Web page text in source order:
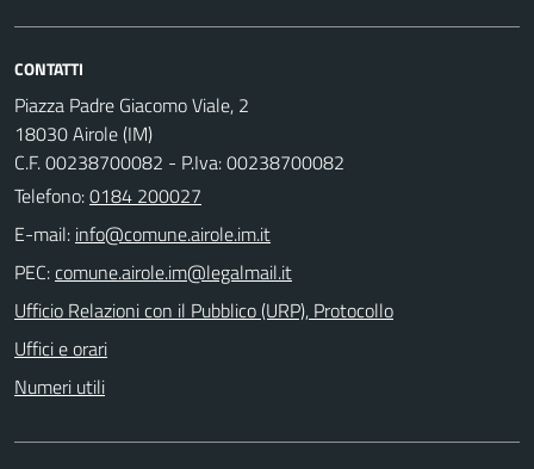
CONTATTI
Piazza Padre Giacomo Viale, 2
18030 Airole (IM)
C.F. 00238700082 - P.Iva: 00238700082
Telefono:0184 200027
E-mail:
PEC:
Ufficio Relazioni con il Pubblico (URP), Protocollo
Uffici e orari
Numeri utili